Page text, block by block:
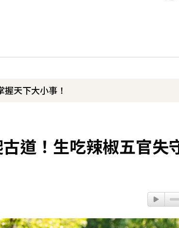
天下大小事！
道！生吃辣椒五官失